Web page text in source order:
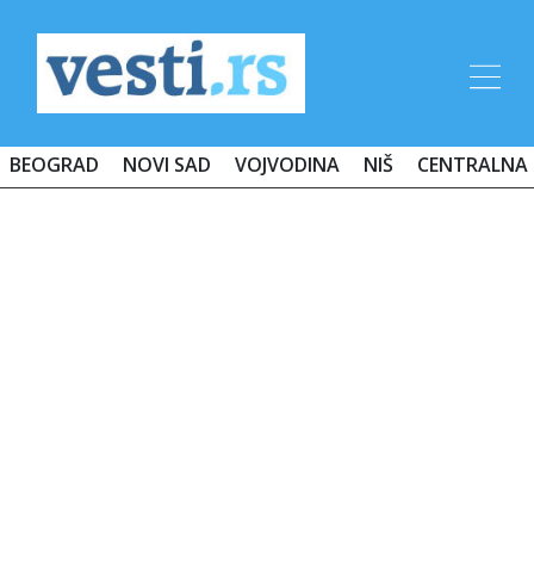
BEOGRAD NOVI SAD VOJVODINA NIŠ CENTRALNA